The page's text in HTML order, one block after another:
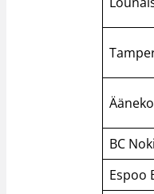
BC
Espoo